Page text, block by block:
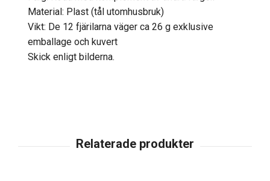
Material: Plast (tål utomhusbruk)
Vikt: De 12 fjärilarna väger ca 26 g exklusive
emballage och kuvert
Skick enligt bilderna.